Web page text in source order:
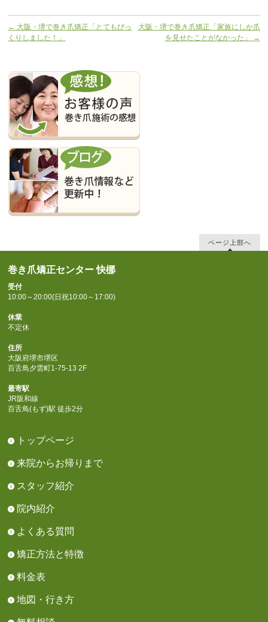
← 大阪・堺で巻き爪矯正「とてもびっ
くりしました！」
大阪・堺で巻き爪矯正「家族にしか爪
を見せたことがなかった」
→
ページ上部へ
巻き爪矯正センター 快梛
受付
10:00～20:00(日祝10:00～17:00)
休業
不定休
住所
大阪府堺市堺区
百舌鳥夕雲町1-75-13 2F
最寄駅
JR阪和線
百舌鳥(もず)駅 徒歩2分
トップページ
来院からお帰りまで
スタッフ紹介
院内紹介
よくある質問
矯正方法と特徴
料金表
地図・行き方